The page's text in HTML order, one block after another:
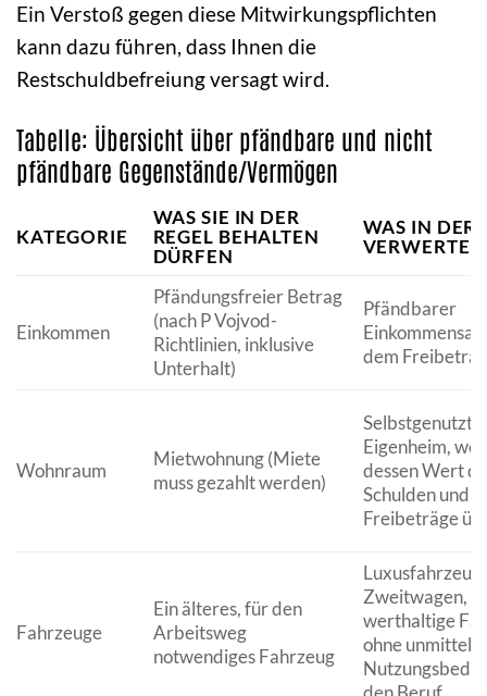
Ein Verstoß gegen diese Mitwirkungspflichten
kann dazu führen, dass Ihnen die
Restschuldbefreiung versagt wird.
Tabelle: Übersicht über pfändbare und nicht
pfändbare Gegenstände/Vermögen
KATEGORIE
WAS SIE IN DER
REGEL BEHALTEN
DÜRFEN
WAS IN DER
Einkommen
Pfändungsfreier Betrag
(nach P Vojvod-
Richtlinien, inklusive
Unterhalt)
Pfändbarer
dem Freibetrag
Wohnraum
Mietwohnung (Miete
muss gezahlt werden)
Eigenheim,
dessen Wert
Schulden und
Freibeträge
Fahrzeuge
Ein älteres, für den
Arbeitsweg
notwendiges Fahrzeug
Zweitwagen,
werthaltige
ohne